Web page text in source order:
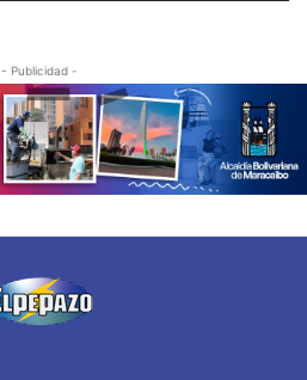
- Publicidad -